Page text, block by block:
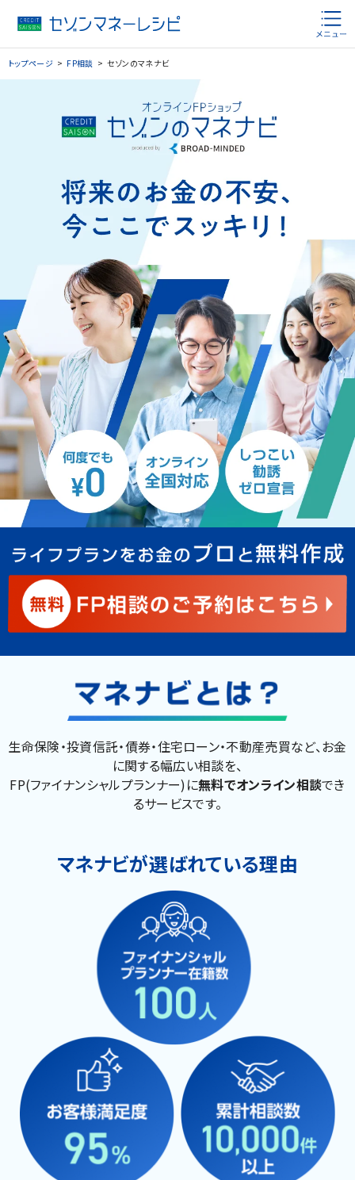
トップページ FP相談 セゾンのマネナビ
生命保険・投資信託・債券・住宅ローン・不動産売買など、お金
に関する幅広い相談を、
FP(ファイナンシャルプランナー)に無料でオンライン相談でき
るサービスです。
マネナビが選ばれている理由